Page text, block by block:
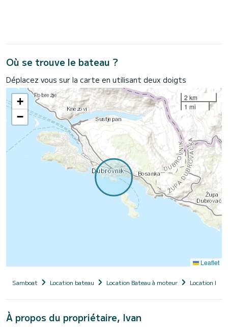
Où se trouve le bateau ?
Déplacez vous sur la carte en utilisant deux doigts
+
−
2 km
1 mi
Leaflet
Samboat Location bateau Location Bateau à moteur Location
À propos du propriétaire, Ivan